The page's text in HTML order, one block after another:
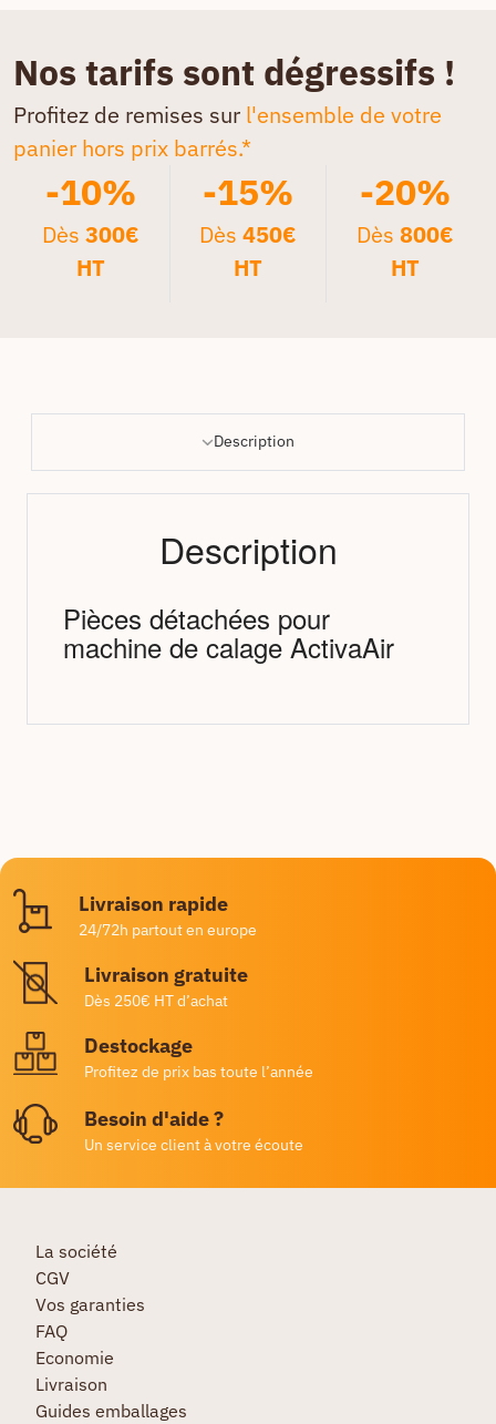
Nos tarifs sont dégressifs !
Profitez de remises sur l'ensemble de votre
panier hors prix barrés.*
-10%
Dès300€
HT
-15%
Dès 450€
HT
-20%
Dès 800€
HT
Description
Description
Pièces détachées pour
machine de calage ActivaAir
Livraison rapide
24/72h partout en europe
Livraison gratuite
Dès 250€ HT d’achat
Destockage
Profitez de prix bas toute l’année
Besoin d'aide ?
Un service client à votre écoute
La société
CGV
Vos garanties
FAQ
Economie
Livraison
Guides emballages